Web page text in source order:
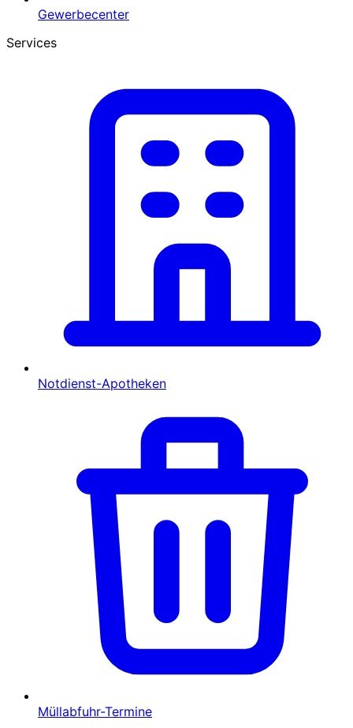
Gewerbecenter
Services
Notdienst-Apotheken
Müllabfuhr-Termine